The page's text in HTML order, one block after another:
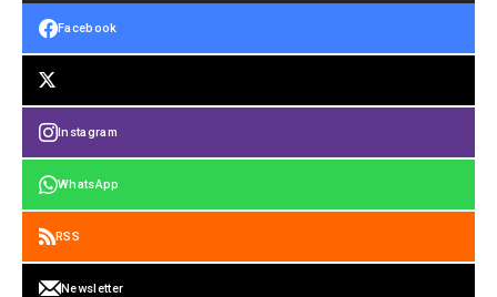
Facebook
Instagram
WhatsApp
RSS
Newsletter